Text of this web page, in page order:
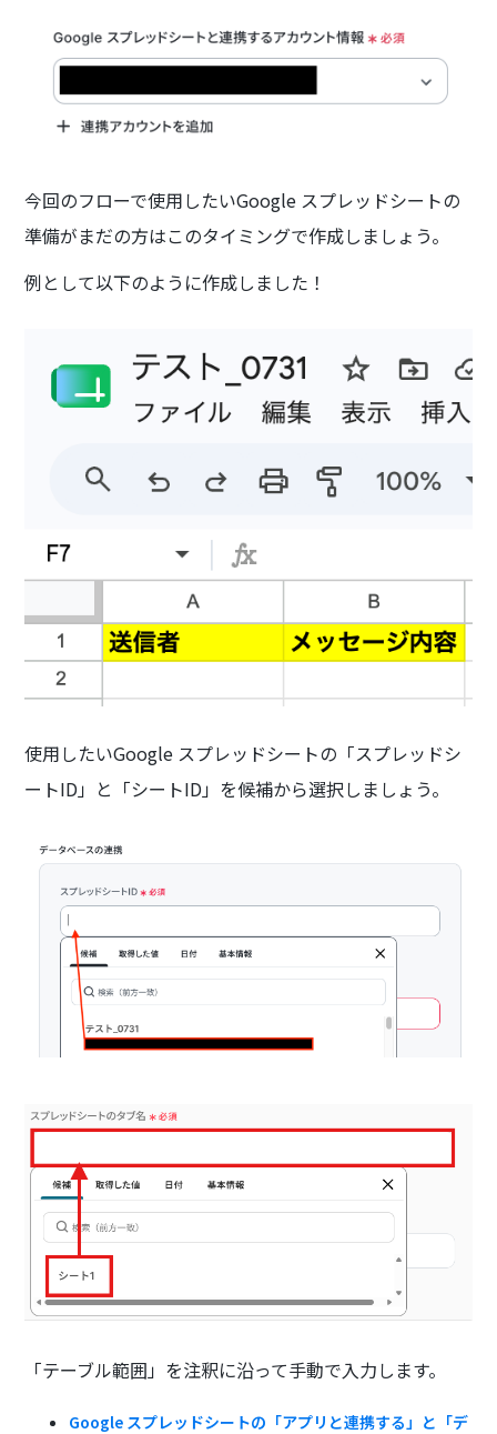
今回のフローで使用したいGoogle スプレッドシートの
準備がまだの方はこのタイミングで作成しましょう。
例として以下のように作成しました！
使用したいGoogle スプレッドシートの「スプレッドシ
ートID」と「シートID」を候補から選択しましょう。
「テーブル範囲」を注釈に沿って手動で入力します。
Google スプレッドシートの「アプリと連携する」と「デ